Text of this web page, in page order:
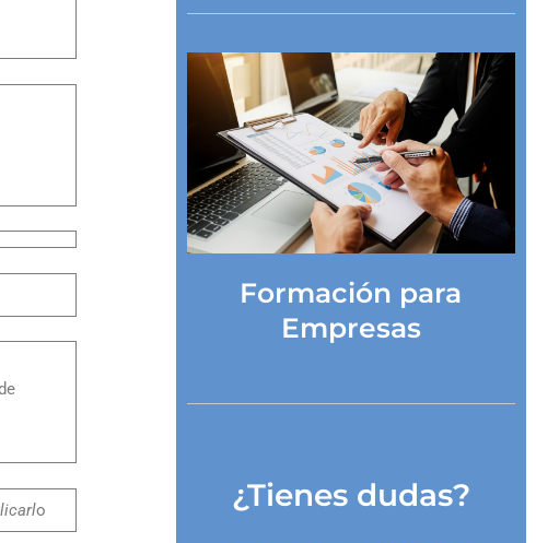
o
Formación para
Empresas
¿Tienes dudas?